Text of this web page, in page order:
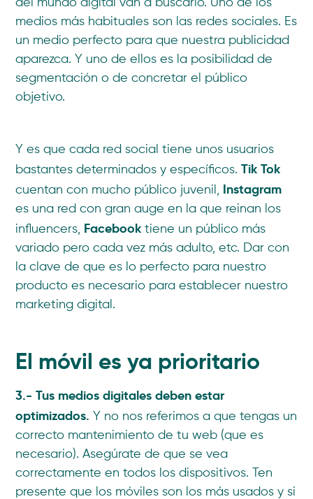
del mundo digital van a buscarlo. Uno de los
medios más habituales son las redes sociales. Es
un medio perfecto para que nuestra publicidad
aparezca. Y uno de ellos es la posibilidad de
segmentación o de concretar el público
objetivo.
Y es que cada red social tiene unos usuarios
bastantes determinados y específicos.Tik Tok
cuentan con mucho público juvenil, Instagram
es una red con gran auge en la que reinan los
influencers, Facebooktiene un público más
variado pero cada vez más adulto, etc. Dar con
la clave de que es lo perfecto para nuestro
producto es necesario para establecer nuestro
marketing digital.
El móvil es ya prioritario
3.- Tus medios digitales deben estar
optimizados. Y no nos referimos a que tengas un
correcto mantenimiento de tu web (que es
necesario). Asegúrate de que se vea
correctamente en todos los dispositivos. Ten
presente que los móviles son los más usados y si